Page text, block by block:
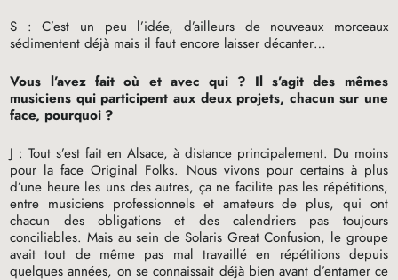
S : C’est un peu l’idée, d’ailleurs de nouveaux morceaux
sédimentent déjà mais il faut encore laisser décanter…
Vous l’avez fait où et avec qui ? Il s’agit des mêmes
musiciens qui participent aux deux projets, chacun sur une
face, pourquoi ?
J : Tout s’est fait en Alsace, à distance principalement. Du moins
pour la face Original Folks. Nous vivons pour certains à plus
d’une heure les uns des autres, ça ne facilite pas les répétitions,
entre musiciens professionnels et amateurs de plus, qui ont
chacun des obligations et des calendriers pas toujours
conciliables. Mais au sein de Solaris Great Confusion, le groupe
avait tout de même pas mal travaillé en répétitions depuis
quelques années, on se connaissait déjà bien avant d’entamer ce